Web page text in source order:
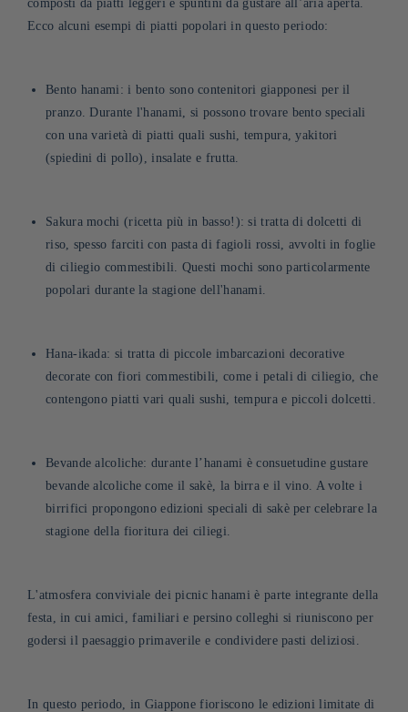
composti da piatti leggeri e spuntini da gustare all’aria aperta.
Ecco alcuni esempi di piatti popolari in questo periodo:
Bento hanami: i bento sono contenitori giapponesi per il
pranzo. Durante l'hanami, si possono trovare bento speciali
con una varietà di piatti quali sushi, tempura, yakitori
(spiedini di pollo), insalate e frutta.
Sakura mochi (ricetta più in basso!): si tratta di dolcetti di
riso, spesso farciti con pasta di fagioli rossi, avvolti in foglie
di ciliegio commestibili. Questi mochi sono particolarmente
popolari durante la stagione dell'hanami.
Hana-ikada: si tratta di piccole imbarcazioni decorative
decorate con fiori commestibili, come i petali di ciliegio, che
contengono piatti vari quali sushi, tempura e piccoli dolcetti.
Bevande alcoliche: durante l’hanami è consuetudine gustare
bevande alcoliche come il sakè, la birra e il vino. A volte i
birrifici propongono edizioni speciali di sakè per celebrare la
stagione della fioritura dei ciliegi.
L'atmosfera conviviale dei picnic hanami è parte integrante della
festa, in cui amici, familiari e persino colleghi si riuniscono per
godersi il paesaggio primaverile e condividere pasti deliziosi.
In questo periodo, in Giappone fioriscono le edizioni limitate di